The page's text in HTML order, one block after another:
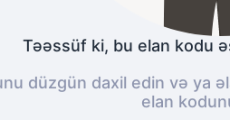
Təəssüf ki, bu elan kodu
düzgün daxil edin və ya
elan